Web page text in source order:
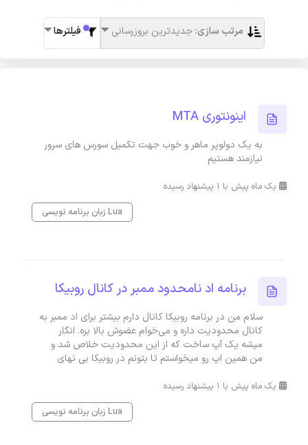
مرتب سازی:جدیدترین بروزرسانی فیلترها
اینونتوری MTA
به یک دولوپر ماهر و خوب جهت تکمیل سورس های سرور
نیازمند هستیم
یک ماه پیش با 1 پیشنهاد رسیده
زبان برنامه نویسی Lua
برنامه اد نامحدود ممبر در کانال روبیکا
سلام من در برنامه روبیکا کانال دارم بیشتر برای اد ممبر به
کانال محدودیت داره و می‌خوام عضوش بالا بره. انگار
میشه یک آپ ساخت که از این محدودیت خلاص شد و
من همین اپ رو میخواستم تا بتونم در روبیکا بی نهای
یک ماه پیش با 1 پیشنهاد رسیده
زبان برنامه نویسی Lua